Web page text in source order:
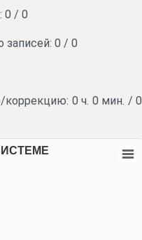
0 / 0
записей: 0 / 0
коррекцию: 0 ч. 0 мин. / 0